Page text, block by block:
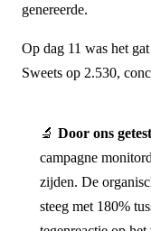
genereerde.
Op dag 11 was het
Sweets op 2.530,
🔬 Door ons getest
campagne
zijden. De
steeg met 180%